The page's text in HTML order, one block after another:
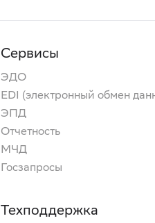
Сервисы
ЭДО
EDI (электронный обмен
ЭПД
Отчетность
МЧД
Госзапросы
Техподдержка